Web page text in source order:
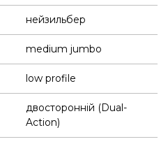
нейзильбер
medium jumbo
low profile
двосторонній (Dual-
Action)